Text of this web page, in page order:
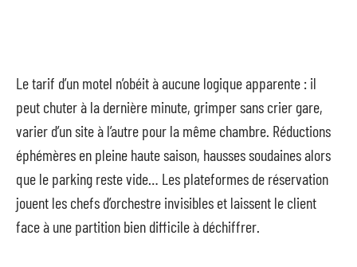
Le tarif d’un motel n’obéit à aucune logique apparente : il
peut chuter à la dernière minute, grimper sans crier gare,
varier d’un site à l’autre pour la même chambre. Réductions
éphémères en pleine haute saison, hausses soudaines alors
que le parking reste vide… Les plateformes de réservation
jouent les chefs d’orchestre invisibles et laissent le client
face à une partition bien difficile à déchiffrer.